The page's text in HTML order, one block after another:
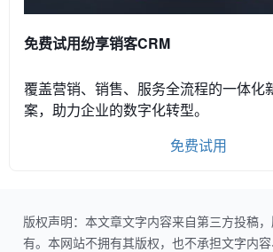
免费试用纷享销客CRM
覆盖营销、销售、服务全流程的一体化
案，助力企业的数字化转型。
免费试用
版权声明：本文章文字内容来自第三方投稿
有。本网站不拥有其版权，也不承担文字内